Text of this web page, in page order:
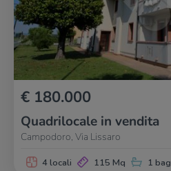
€ 180.000
Quadrilocale in vendita
Campodoro, Via Lissaro
4 locali 115 Mq 1